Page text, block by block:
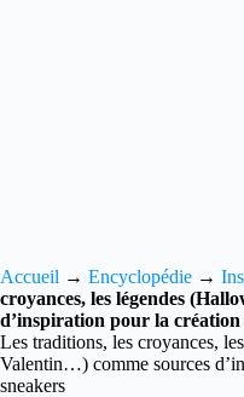
Accueil → Encyclopédie →
croyances, les légendes
d’inspiration pour la création
Les traditions, les croyances,
Valentin…) comme sources
sneakers